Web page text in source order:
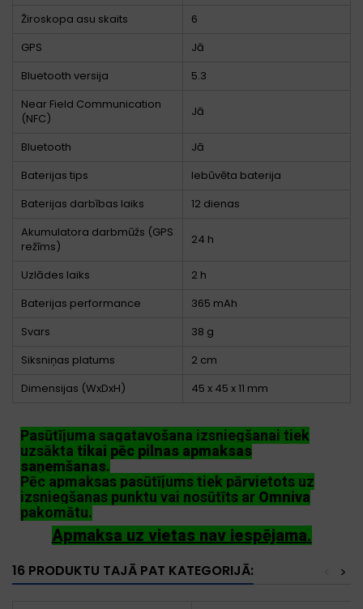
Žiroskopa asu skaits
6
GPS
Jā
Bluetooth versija
5.3
Near Field Communication
(NFC)
Jā
Bluetooth
Jā
Baterijas tips
Iebūvēta baterija
Baterijas darbības laiks
12 dienas
Akumulatora darbmūžs (GPS
režīms)
24 h
Uzlādes laiks
2 h
Baterijas performance
365 mAh
Svars
38 g
Siksniņas platums
2 cm
Dimensijas (WxDxH)
45 x 45 x 11 mm
Pasūtījuma sagatavošana izsniegšanai tiek
uzsākta tikai pēc pilnas apmaksas
saņemšanas.
Pēc apmaksas pasūtījums tiek pārvietots uz
izsniegšanas punktu vai nosūtīts ar Omniva
pakomātu.
Apmaksa uz vietas nav iespējama.
16 PRODUKTU TAJĀ PAT KATEGORIJĀ: >